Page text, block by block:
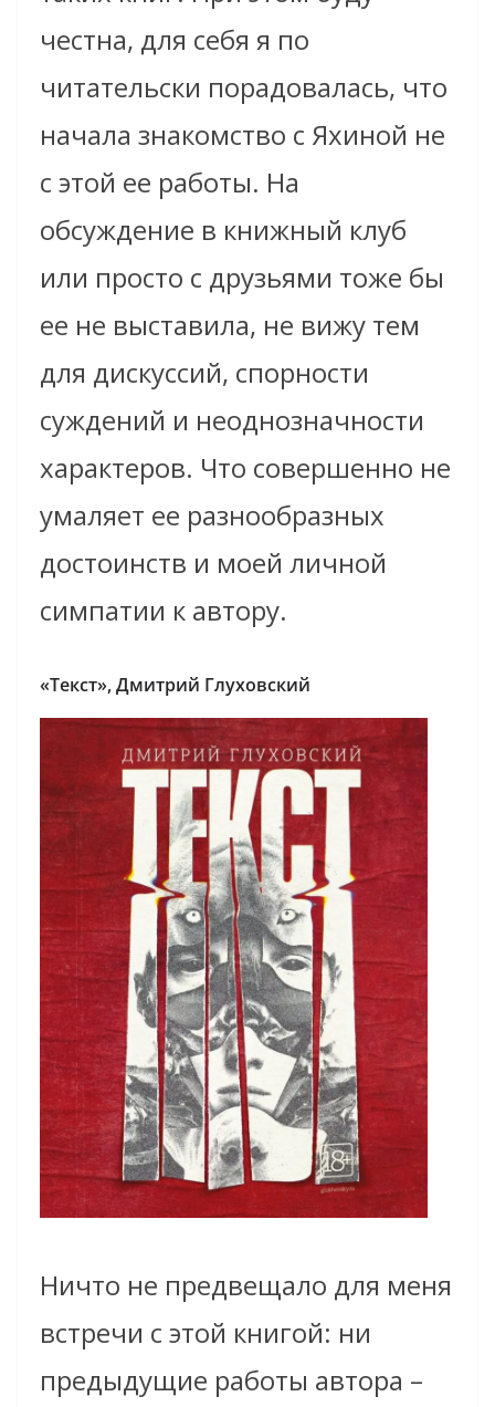
честна, для себя я по
читательски порадовалась, что
начала знакомство с Яхиной не
с этой ее работы. На
обсуждение в книжный клуб
или просто с друзьями тоже бы
ее не выставила, не вижу тем
для дискуссий, спорности
суждений и неоднозначности
характеров. Что совершенно не
умаляет ее разнообразных
достоинств и моей личной
симпатии к автору.
«Текст», Дмитрий Глуховский
Ничто не предвещало для меня
встречи с этой книгой: ни
предыдущие работы автора –